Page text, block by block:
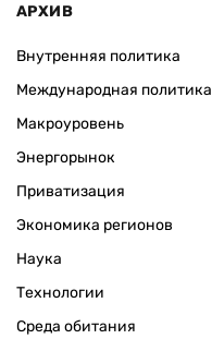
АРХИВ
Внутренняя политика
Международная политика
Макроуровень
Энергорынок
Приватизация
Экономика регионов
Наука
Технологии
Среда обитания